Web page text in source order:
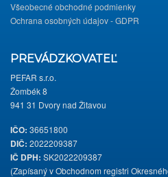
Všeobecné obchodné podmienky
Ochrana osobných údajov - GDPR
PREVÁDZKOVATEĽ
PEFAR s.r.o.
Žombék 8
941 31 Dvory nad Žitavou
IČO: 36651800
DIČ: 2022209387
IČ DPH: SK2022209387
(Zapísaný v Obchodnom registri